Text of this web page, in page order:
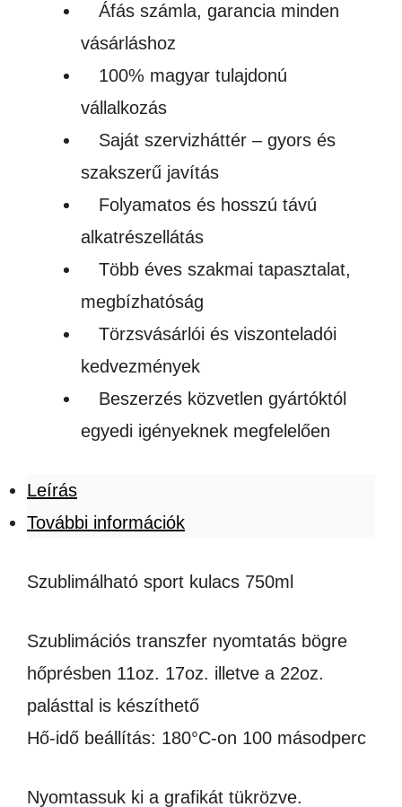
Áfás számla, garancia minden
vásárláshoz
100% magyar tulajdonú
vállalkozás
Saját szervizháttér – gyors és
szakszerű javítás
Folyamatos és hosszú távú
alkatrészellátás
Több éves szakmai tapasztalat,
megbízhatóság
Törzsvásárlói és viszonteladói
kedvezmények
Beszerzés közvetlen gyártóktól
egyedi igényeknek megfelelően
Leírás
További információk
Szublimálható sport kulacs 750ml
Szublimációs transzfer nyomtatás bögre
hőprésben 11oz. 17oz. illetve a 22oz.
palásttal is készíthető
Hő-idő beállítás: 180°C-on 100 másodperc
Nyomtassuk ki a grafikát tükrözve.